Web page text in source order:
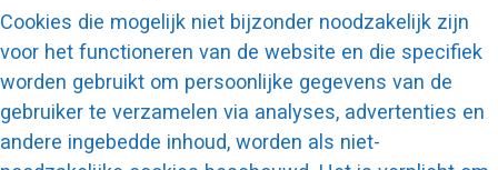
Cookies die mogelijk niet bijzonder noodzakelijk zijn
voor het functioneren van de website en die specifiek
worden gebruikt om persoonlijke gegevens van de
gebruiker te verzamelen via analyses, advertenties en
andere ingebedde inhoud, worden als niet-